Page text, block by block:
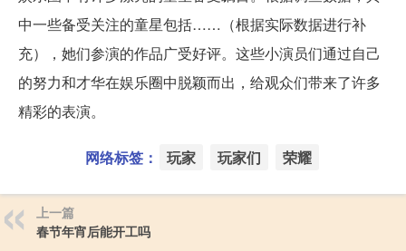
中一些备受关注的童星包括……（根据实际数据进行补
充），她们参演的作品广受好评。这些小演员们通过自己
的努力和才华在娱乐圈中脱颖而出，给观众们带来了许多
精彩的表演。
网络标签： 玩家 玩家们 荣耀
上一篇
春节年宵后能开工吗